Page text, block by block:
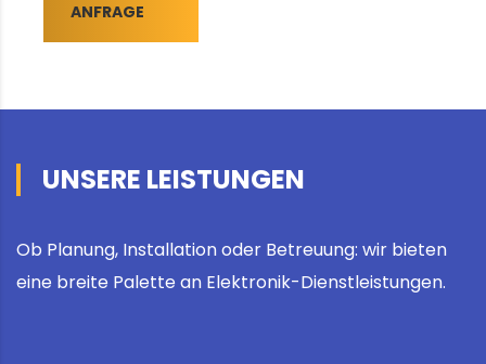
ANFRAGE
UNSERE LEISTUNGEN
Ob Planung, Installation oder Betreuung: wir bieten
eine breite Palette an Elektronik-Dienstleistungen.